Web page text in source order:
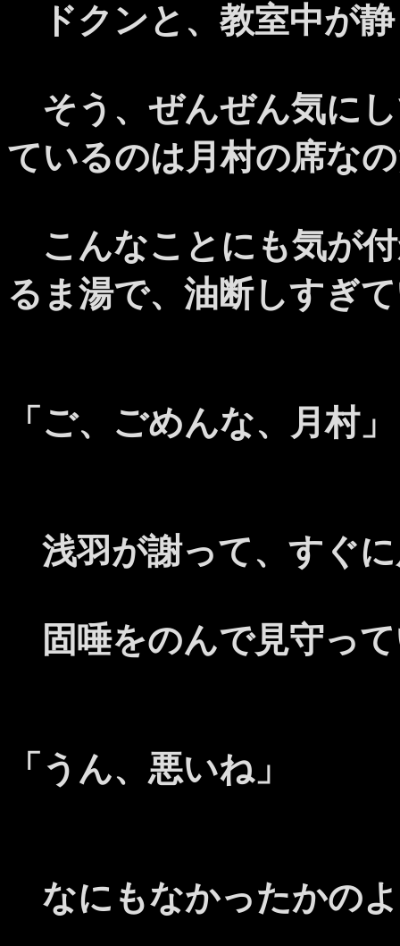
ドクンと、教室中が
そう、ぜんぜん気に
ているのは月村の席な
こんなことにも気が
るま湯で、油断しすぎ
「ご、ごめんな、月村」
浅羽が謝って、すぐ
固唾をのんで見守っ
「うん、悪いね」
なにもなかったかの